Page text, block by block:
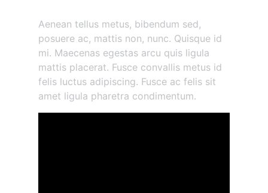
Aenean tellus metus, bibendum sed,
posuere ac, mattis non, nunc. Quisque id
mi. Maecenas egestas arcu quis ligula
mattis placerat. Fusce convallis metus id
felis luctus adipiscing. Fusce ac felis sit
amet ligula pharetra condimentum.